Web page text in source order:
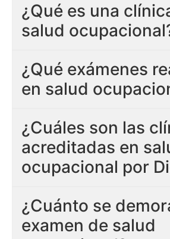
¿Qué es una
salud
¿Qué exámenes
en salud
¿Cuáles son las
acreditadas en
ocupacional por
¿Cuánto se
examen de salud